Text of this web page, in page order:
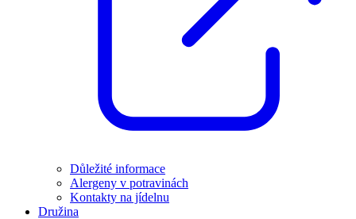
Důležité informace
Alergeny v potravinách
Kontakty na jídelnu
Družina